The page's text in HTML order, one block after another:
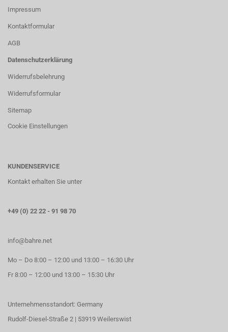
Impressum
Kontaktformular
AGB
Datenschutzerklärung
Widerrufsbelehrung
Widerrufsformular
Sitemap
Cookie Einstellungen
KUNDENSERVICE
Kontakt erhalten Sie unter
+49 (0) 22 22 - 91 98 70
info@bahre.net
Mo – Do 8:00 – 12:00 und 13:00 – 16:30 Uhr
Fr 8:00 – 12:00 und 13:00 – 15:30 Uhr
Unternehmensstandort: Germany
Rudolf-Diesel-Straße 2 | 53919 Weilerswist